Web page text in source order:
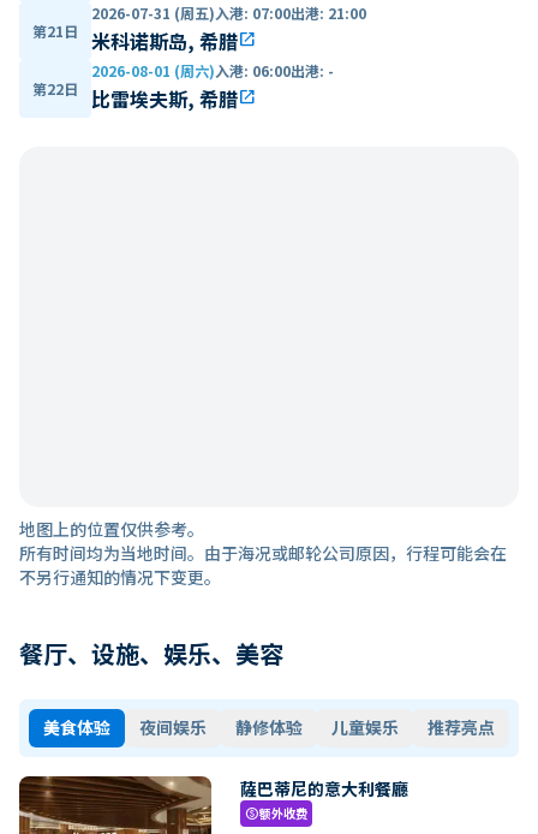
第21日
2026-07-31 (周五)入港: 07:00出港: 21:00
米科诺斯岛, 希腊open_in_new
第22日
2026-08-01 (周六)入港: 06:00出港: -
比雷埃夫斯, 希腊open_in_new
地图上的位置仅供参考。
所有时间均为当地时间。由于海况或邮轮公司原因，行程可能会在
不另行通知的情况下变更。
餐厅、设施、娱乐、美容
美食体验 夜间娱乐 静修体验 儿童娱乐 推荐亮点
薩巴蒂尼的意大利餐廳
paid额外收费